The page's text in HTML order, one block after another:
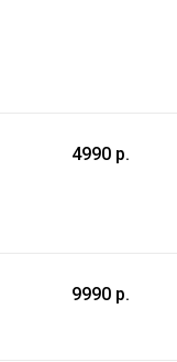
4990 р.
9990 р.